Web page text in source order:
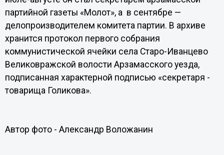
партийной газеты «Молот», а в сентябре —
делопроизводителем комитета партии. В архиве
хранится протокол первого собрания
коммунистической ячейки села Старо-Иванцево
Великовражской волости Арзамасского уезда,
подписанная характерной подписью «секретаря -
товарища Голикова».
Автор фото - Александр Воложанин